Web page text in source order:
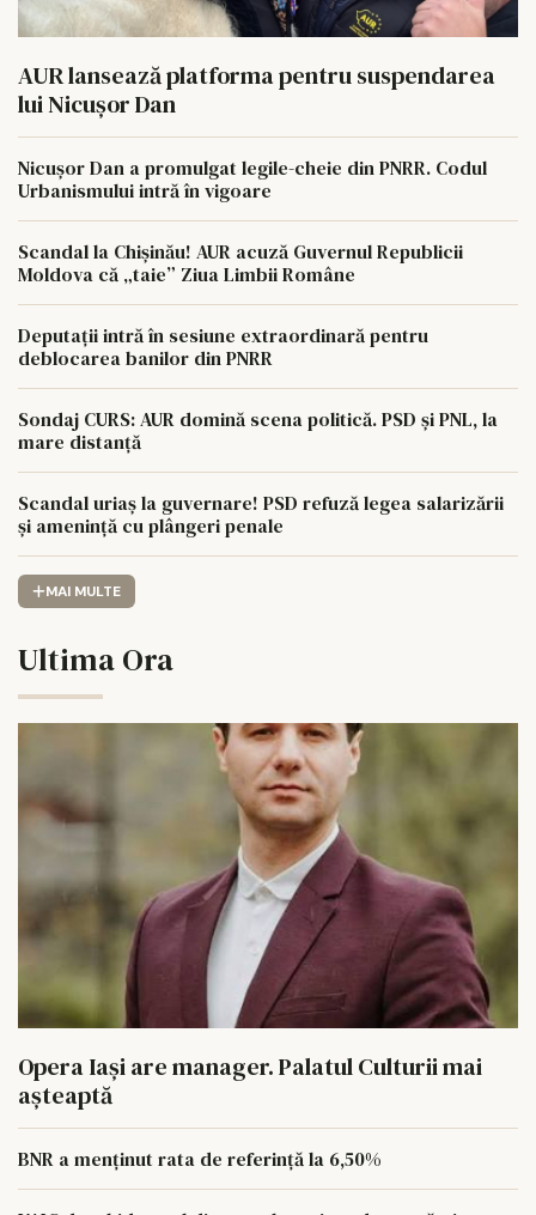
AUR lansează platforma pentru suspendarea
lui Nicușor Dan
Nicușor Dan a promulgat legile-cheie din PNRR. Codul
Urbanismului intră în vigoare
Scandal la Chișinău! AUR acuză Guvernul Republicii
Moldova că „taie” Ziua Limbii Române
Deputații intră în sesiune extraordinară pentru
deblocarea banilor din PNRR
Sondaj CURS: AUR domină scena politică. PSD și PNL, la
mare distanță
Scandal uriaș la guvernare! PSD refuză legea salarizării
și amenință cu plângeri penale
MAI MULTE
Ultima Ora
Opera Iași are manager. Palatul Culturii mai
așteaptă
BNR a menținut rata de referință la 6,50%